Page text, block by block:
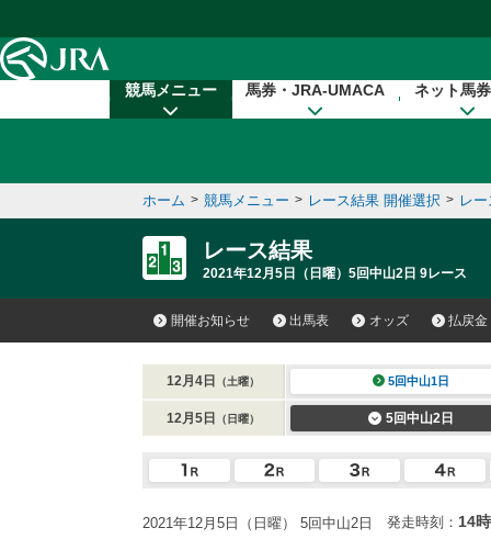
競馬メニュー 馬券・JRA-UMACA ネット馬
ホーム > 競馬メニュー > レース結果 開催選択 > レ
レース結果
2021年12月5日（日曜）5回中山2日 9レース
開催お知らせ 出馬表 オッズ 払戻金
12月4日 （土曜） 5回中山1日
12月5日 （日曜） 5回中山2日
2021年12月5日（日曜） 5回中山2日 発走時刻： 14